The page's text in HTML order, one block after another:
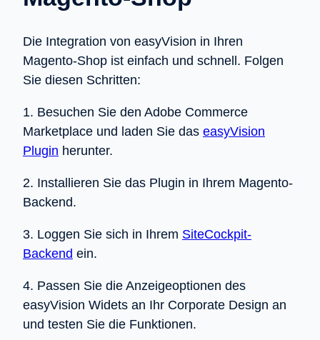
Die Integration von easyVision in Ihren
Magento-Shop ist einfach und schnell. Folgen
Sie diesen Schritten:
1. Besuchen Sie den Adobe Commerce
Marketplace und laden Sie das easyVision
Plugin herunter.
2. Installieren Sie das Plugin in Ihrem Magento-
Backend.
3. Loggen Sie sich in Ihrem SiteCockpit-
Backend ein.
4. Passen Sie die Anzeigeoptionen des
easyVision Widets an Ihr Corporate Design an
und testen Sie die Funktionen.